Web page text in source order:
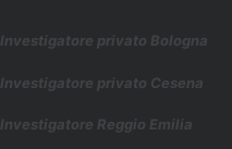
Investigatore privato Bologna
Investigatore privato Cesena
Investigatore Reggio Emilia